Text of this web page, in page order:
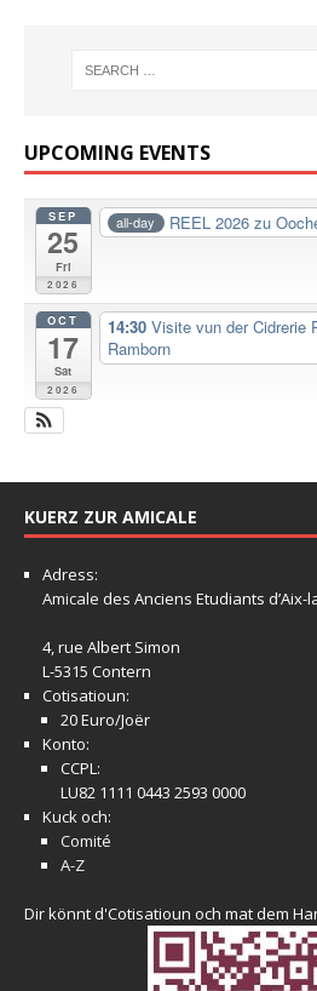
UPCOMING EVENTS
SEP
25
Fri
2026
all-day REEL 2026 zu
OCT
17
Sat
2026
14:30 Visite vun der Cidrerie
Ramborn
KUERZ ZUR AMICALE
Adress:
Amicale des Anciens Etudiants d’Aix-
4, rue Albert Simon
L-5315 Contern
Cotisatioun:
20 Euro/Joër
Konto:
CCPL:
LU82 1111 0443 2593 0000
Kuck och:
Comité
A-Z
Dir könnt d'Cotisatioun och mat dem